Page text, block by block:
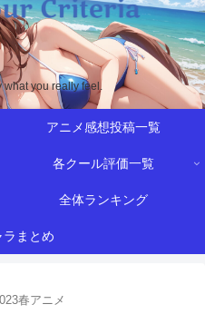
you really feel.
アニメ感想投稿一覧
各クール評価一覧
全体ランキング
まとめ
春アニメ